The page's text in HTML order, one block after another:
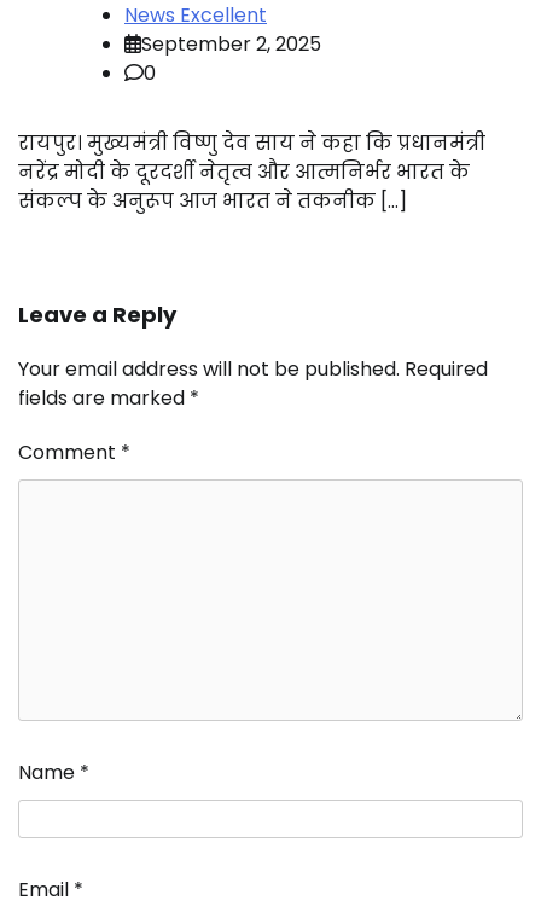
News Excellent
September 2, 2025
0
रायपुर। मुख्यमंत्री विष्णु देव साय ने कहा कि प्रधानमंत्री
नरेंद्र मोदी के दूरदर्शी नेतृत्व और आत्मनिर्भर भारत के
संकल्प के अनुरूप आज भारत ने तकनीक […]
Leave a Reply
Your email address will not be published. Required
fields are marked *
Comment *
Name *
Email *